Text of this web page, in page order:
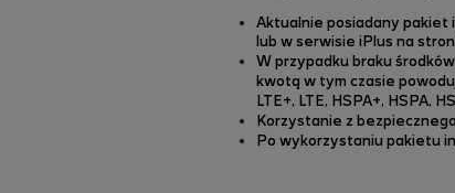
Aktualnie posiadany pakiet
lub w serwisie iPlus na
W przypadku braku
kwotą w tym czasie
LTE+, LTE, HSPA+, HSPA,
Korzystanie z
Po wykorzystaniu pakietu